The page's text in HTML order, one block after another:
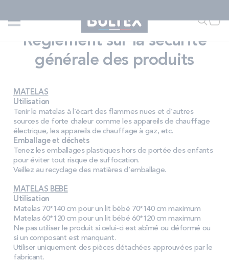
Faire
FAIRE UNE RECHERCHE
MATELAS
SOMMIERS
ENSEMBLES
ACCESSOIRES
PROMOS
Règlement sur la sécurité
générale des produits
MATELAS
Utilisation
Tenir le matelas à l’écart des flammes nues et d’autres
sources de forte chaleur comme les appareils de chauffage
électrique, les appareils de chauffage à gaz, etc.
Emballage et déchets
Tenez les emballages plastiques hors de portée des enfants
pouréviter tout risque de suffocation.
Veillez au recyclage des matières d’emballage.
MATELAS BEBE
Utilisation
Matelas 70*140 cm pour un lit bébé 70*140 cm maximum
Matelas 60*120 cm pour un lit bébé 60*120 cm maximum
Ne pas utiliser le produit si celui-ci est abîmé ou déformé ou
si un composant est manquant.
Utiliser uniquement des pièces détachées approuvées par le
fabricant.